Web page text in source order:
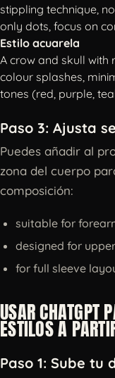
stippling technique,
only dots, focus on
Estilo acuarela
A crow and skull
colour splashes,
tones (red, purple,
Paso 3: Ajusta
Puedes añadir al
zona del cuerpo
composición:
suitable for
designed for
for full sleeve
USAR CHATGPT
ESTILOS A
Paso 1: Sube tu